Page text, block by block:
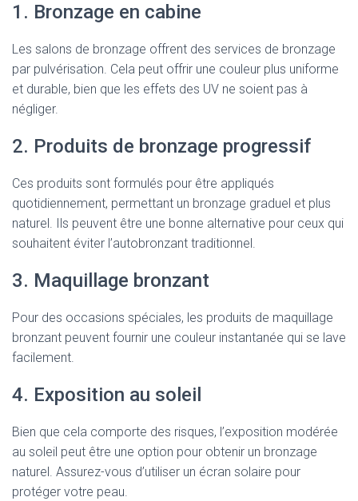
1. Bronzage en cabine
Les salons de bronzage offrent des services de bronzage
par pulvérisation. Cela peut offrir une couleur plus uniforme
et durable, bien que les effets des UV ne soient pas à
négliger.
2. Produits de bronzage progressif
Ces produits sont formulés pour être appliqués
quotidiennement, permettant un bronzage graduel et plus
naturel. Ils peuvent être une bonne alternative pour ceux qui
souhaitent éviter l’autobronzant traditionnel.
3. Maquillage bronzant
Pour des occasions spéciales, les produits de maquillage
bronzant peuvent fournir une couleur instantanée qui se lave
facilement.
4. Exposition au soleil
Bien que cela comporte des risques, l’exposition modérée
au soleil peut être une option pour obtenir un bronzage
naturel. Assurez-vous d’utiliser un écran solaire pour
protéger votre peau.